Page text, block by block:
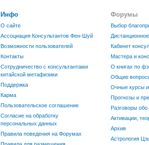
Инфо
О сайте
Ассоциация Консультантов Фен-Шуй
Возможности пользователей
Контакты
Сотрудничество с консультантами
китайской метафизики
Поддержка
Карма
Пользовательское соглашение
Согласие на обработку
персональных данных
Правила поведения на Форумах
Правила для размещения
Форумы
Выбор
Кабинет
Мастера и
О книгах по
Общие
Очные курсы
Прогнозы и
Разговоры обо
Активации,
Архив
Астрология